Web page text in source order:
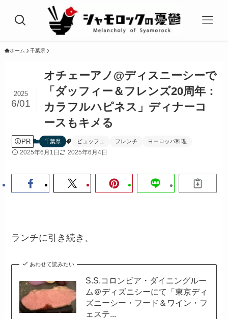
ホーム 千葉県
オチェーアノ@ディスニーシーで
「ダッフィー＆フレンズ20周年：
カラフルハピネス」ディナーコ
ースもキメる
2025
6/01
PR 千葉県 ビュッフェ フレンチ ヨーロッパ料理
2025年6月1日 2025年6月4日
ランチに引き続き、
あわせて読みたい
S.S.コロンビア・ダイニングルー
ム＠ディズニシーにて「東京ディ
ズニーシー・フード＆ワイン・フ
ェステ...